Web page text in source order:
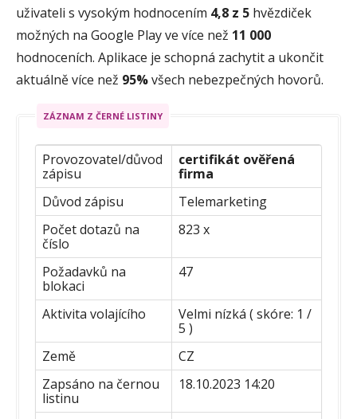
uživateli s vysokým hodnocením 4,8 z 5 hvězdiček
možných na Google Play ve více než 11 000
hodnoceních. Aplikace je schopná zachytit a ukončit
aktuálně více než 95%všech nebezpečných hovorů.
ZÁZNAM Z ČERNÉ LISTINY
Provozovatel/důvod
zápisu
certifikát ověřená
firma
Důvod zápisu
Telemarketing
Počet dotazů na
číslo
823 x
Požadavků na
blokaci
47
Aktivita volajícího
Velmi nízká ( skóre: 1 /
5 )
Země
CZ
Zapsáno na černou
listinu
18.10.2023 14:20